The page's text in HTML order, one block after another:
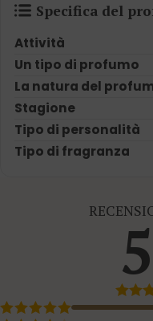
Specifica del
Attività
Un tipo di profumo
La natura del
Stagione
Tipo di personalità
Tipo di fragranza